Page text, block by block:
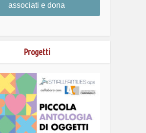
associati e dona
Progetti